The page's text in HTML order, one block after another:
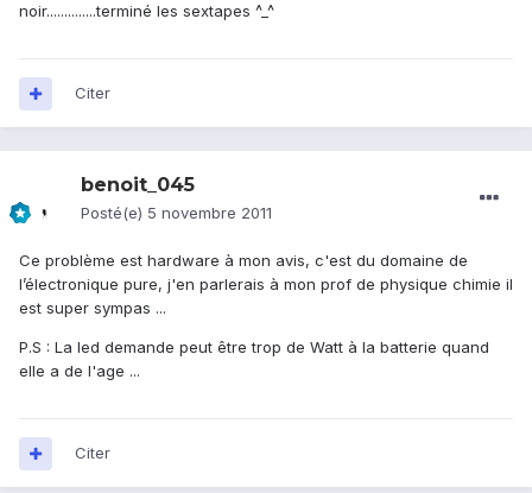
noir..............terminé les sextapes ^_^
Citer
benoit_045
Posté(e) 5 novembre 2011
Ce problème est hardware à mon avis, c'est du domaine de
l’électronique pure, j'en parlerais à mon prof de physique chimie il
est super sympas ...
P.S : La led demande peut être trop de Watt à la batterie quand
elle a de l'age ...
Citer